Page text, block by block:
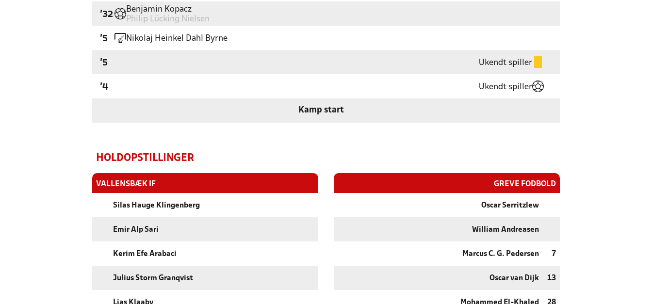
'32
Benjamin Kopacz
Philip Lücking Nielsen
'5 Nikolaj Heinkel Dahl Byrne
'5 Ukendt spiller
'4 Ukendt spiller
Kamp start
HOLDOPSTILLINGER
VALLENSBÆK IF
Silas Hauge Klingenberg
Emir Alp Sari
Kerim Efe Arabaci
Julius Storm Granqvist
GREVE FODBOLD
Oscar Serritzlew
William Andreasen
Marcus C. G. Pedersen 7
Oscar van Dijk 13